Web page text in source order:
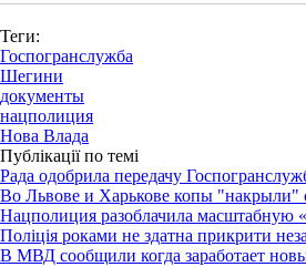
Теги:
Госпогранслужба
Шегини
документы
нацполиция
Нова Влада
Публікації по темі
Рада одобрила передачу
Во Львове и Харькове копы "накрыли"
Нацполиция разоблачила масштабную
Поліція роками не здатна прикрити
В МВД сообщили когда заработает